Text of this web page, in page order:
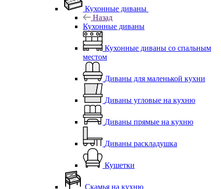
Кухонные диваны
Назад
Кухонные диваны
Кухонные диваны со спальным
местом
Диваны для маленькой кухни
Диваны угловые на кухню
Диваны прямые на кухню
Диваны раскладушка
Кушетки
Скамья на кухню